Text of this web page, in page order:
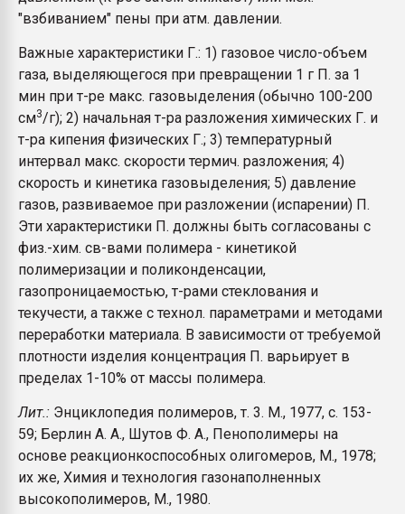
"взбиванием" пены при атм. давлении.
Важные характеристики Г.: 1) газовое число-объем
газа, выделяющегося при превращении 1 г П. за 1
мин при т-ре макс. газовыделения (обычно 100-200
см3/г); 2) начальная т-ра разложения химических Г. и
т-ра кипения физических Г.; 3) температурный
интервал макс. скорости термич. разложения; 4)
скорость и кинетика газовыделения; 5) давление
газов, развиваемое при разложении (испарении) П.
Эти характеристики П. должны быть согласованы с
физ.-хим. св-вами полимера - кинетикой
полимеризации и поликонденсации,
газопроницаемостью, т-рами стеклования и
текучести, а также с технол. параметрами и методами
переработки материала. В зависимости от требуемой
плотности изделия концентрация П. варьирует в
пределах 1-10% от массы полимера.
Лит.: Энциклопедия полимеров, т. 3. М., 1977, с. 153-
59; Берлин А. А., Шутов Ф. А., Пенополимеры на
основе реакционкоспособных олигомеров, М., 1978;
их же, Химия и технология газонаполненных
высокополимеров, М., 1980.